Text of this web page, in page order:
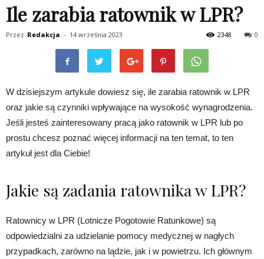
Ile zarabia ratownik w LPR?
Przez Redakcja - 14 września 2023 0
2348
W dzisiejszym artykule dowiesz się, ile zarabia ratownik w LPR
oraz jakie są czynniki wpływające na wysokość wynagrodzenia.
Jeśli jesteś zainteresowany pracą jako ratownik w LPR lub po
prostu chcesz poznać więcej informacji na ten temat, to ten
artykuł jest dla Ciebie!
Jakie są zadania ratownika w LPR?
Ratownicy w LPR (Lotnicze Pogotowie Ratunkowe) są
odpowiedzialni za udzielanie pomocy medycznej w nagłych
przypadkach, zarówno na lądzie, jak i w powietrzu. Ich głównym